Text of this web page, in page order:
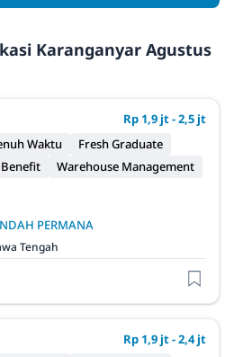
Karanganyar Agustus
Rp 1,9 jt - 2,5 jt
Waktu
Fresh Graduate
Warehouse Management
PERMANA
Tengah
Rp 1,9 jt - 2,4 jt